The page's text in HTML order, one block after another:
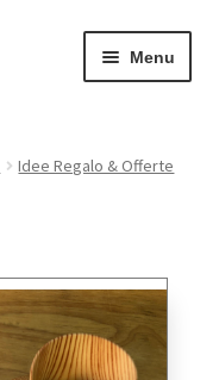
Menu
Idee Regalo & Offerte